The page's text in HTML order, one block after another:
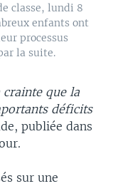
classe, lundi 8
enfants ont
processus
la suite.
que la
déficits
publiée dans
sur une